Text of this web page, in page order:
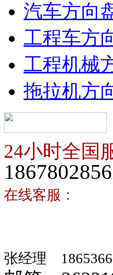
汽车方向
工程车方
工程机械
拖拉机方
24小时全国
在线客服：
张经理